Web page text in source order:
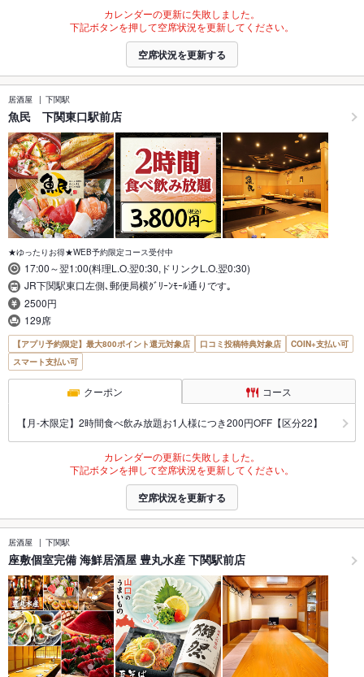
カレンダーの更新に失敗しました。
下記ボタンを押して空席状況を更新してください。
空席状況を更新する
居酒屋 下関駅
魚民 下関東口駅前店
★ゆったりお得★WEB予約限定コース受付中
17:00～翌1:00(料理L.O.翌0:30,ドリンクL.O.翌0:30)
JR下関駅東口左側､郵便局横ｸﾞﾘｰﾝﾓｰﾙ通りです｡
2500円
129席
【アプリ予約限定】最大800ポイント還元対象店 口コミ投稿特典対象店
COIN+支払い可
スマート支払い可
クーポン コース
【月‐木限定】2時間食べ飲み放題お1人様につき200円OFF【区分22】
カレンダーの更新に失敗しました。
下記ボタンを押して空席状況を更新してください。
空席状況を更新する
居酒屋 下関駅
座敷個室完備 海鮮居酒屋 豊丸水産 下関駅前店